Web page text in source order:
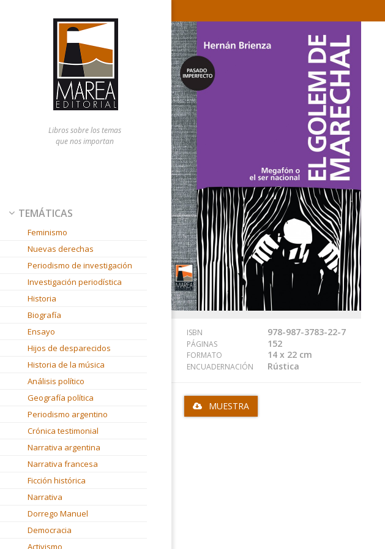
Libros sobre los temas
que nos importan
TEMÁTICAS
Feminismo
Nuevas derechas
Periodismo de investigación
Investigación periodística
Historia
Biografía
Ensayo
Hijos de desparecidos
Historia de la música
Análisis político
Geografía política
Periodismo argentino
Crónica testimonial
Narrativa argentina
Narrativa francesa
Ficción histórica
Narrativa
Dorrego Manuel
Democracia
Activismo
ISBN 978-987-3783-22-7
PÁGINAS 152
FORMATO 14 x 22 cm
ENCUADERNACIÓN Rústica
MUESTRA